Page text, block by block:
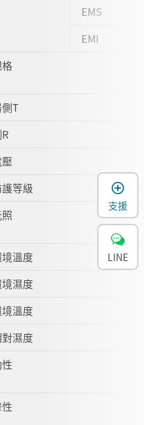
EMS
EMI
T
等級
溫度
濕度
溫度
濕度
支援
LINE